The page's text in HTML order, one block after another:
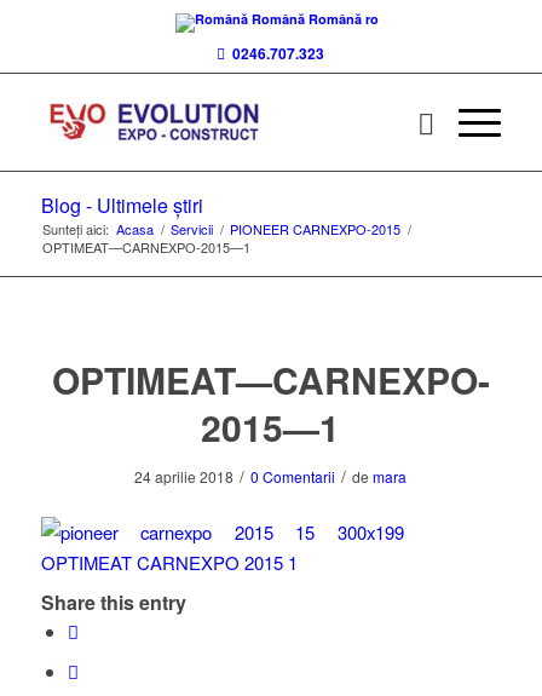
Română Română ro
0246.707.323
Blog - Ultimele știri
Sunteți aici: Acasa / Servicii / PIONEER CARNEXPO-2015 /
OPTIMEAT—CARNEXPO-2015—1
OPTIMEAT—CARNEXPO-
2015—1
24 aprilie 2018 / 0 Comentarii / demara
Share this entry